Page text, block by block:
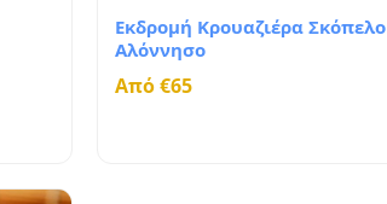
Εκδρομή Κρουαζιέρα Σκόπελο
Αλόννησο
Από €65